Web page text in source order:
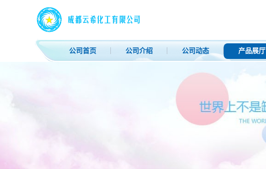
公司首页 公司介绍 公司动态 产品展厅